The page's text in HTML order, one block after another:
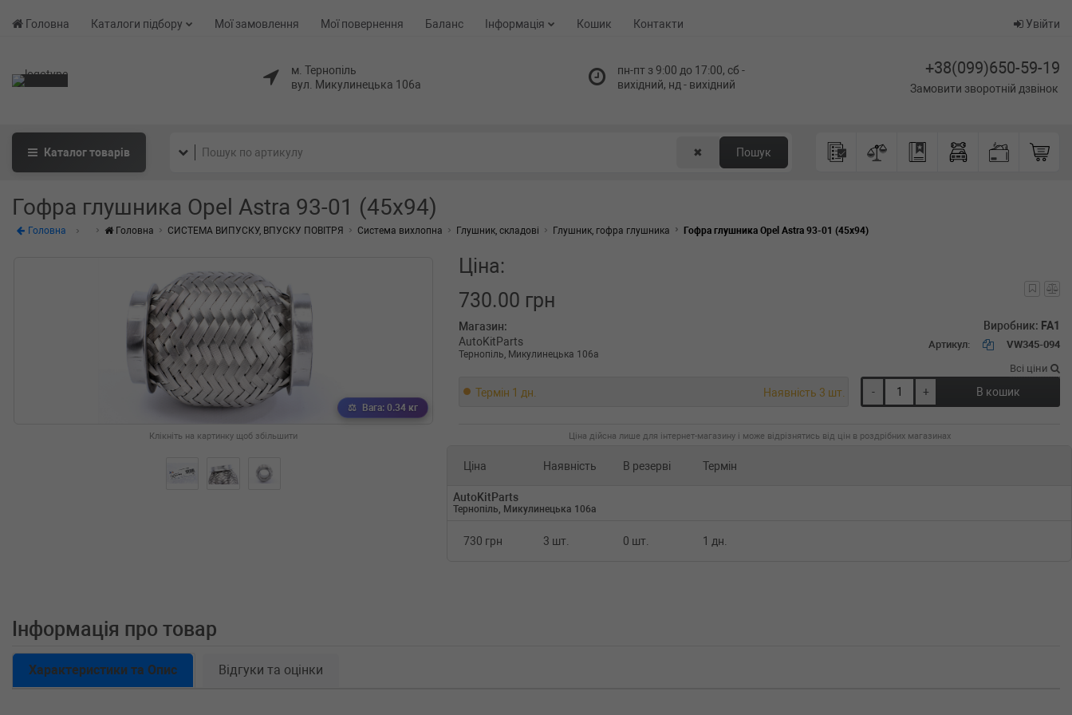
Головна Каталоги підбору Мої замовлення Мої повернення Баланс Інформація Кошик Контакти Увійти
м. Тернопіль
вул. Микулинецька 106а
пн-пт з 9:00 до 17:00, сб -
вихідний, нд - вихідний
+38(099)650-59-19
Замовити зворотній дзвінок
Каталогтоварів ✖ Пошук
Гофра глушника Opel Astra 93-01 (45x94)
Головна Головна СИСТЕМА ВИПУСКУ, ВПУСКУ ПОВІТРЯ Система вихлопна Глушник, складові Глушник, гофра глушника Гофра глушника Opel Astra 93-01 (45x94)
Вага: 0.34 кг
Клікніть на картинку щоб збільшити
Ціна:
730.00 грн
Магазин:
AutoKitParts
Тернопіль, Микулинецька 106а
Виробник: FA1
Артикул: VW345-094
Всі ціни
Термін 1 дн. Наявність 3 шт. - + В кошик
Ціна дійсна лише для інтернет-магазину і може відрізнятись від цін в роздрібних магазинах
Ціна Наявність В резерві Термін
AutoKitParts
Тернопіль, Микулинецька 106а
730 грн 3 шт. 0 шт. 1 дн.
Інформація про товар
Характеристики та Опис Відгуки та оцінки